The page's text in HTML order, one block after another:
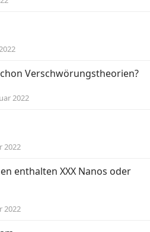
Verschwörungstheorien?
2022
2022
enthalten XXX Nanos oder
2022